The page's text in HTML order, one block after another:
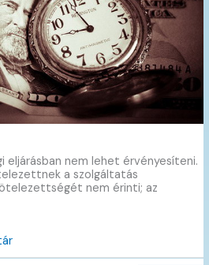
eljárásban nem lehet érvényesíteni.
a szolgáltatás
nem érinti; az